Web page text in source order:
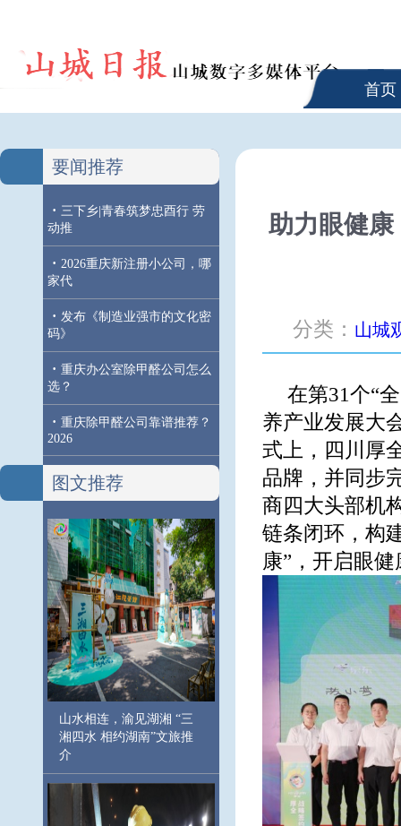
首页
要闻推荐
· 三下乡|青春筑梦忠酉行 劳
动推
· 2026重庆新注册小公司，哪
家代
· 发布《制造业强市的文化密
码》
· 重庆办公室除甲醛公司怎么
选？
· 重庆除甲醛公司靠谱推荐？
2026
图文推荐
山水相连，渝见湖湘 “三
湘四水 相约湖南”文旅推
介
助力眼健
分类： 山城
在第31个“
养产业发展大
式上，四川厚
品牌，并同步
商四大头部机
链条闭环，构
康”，开启眼